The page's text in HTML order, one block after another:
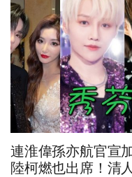
連淮偉孫亦航官宣
陸柯燃也出席！清